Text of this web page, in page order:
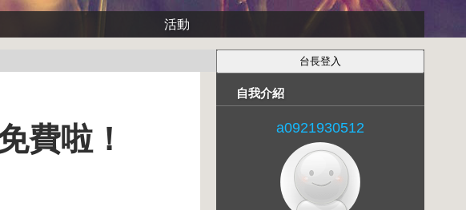
活動
費啦！
自我介紹
a0921930512